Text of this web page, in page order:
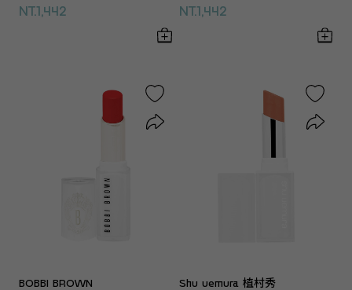
NT.1,442 NT.1,442
BOBBI BROWN Shu uemura 植村秀